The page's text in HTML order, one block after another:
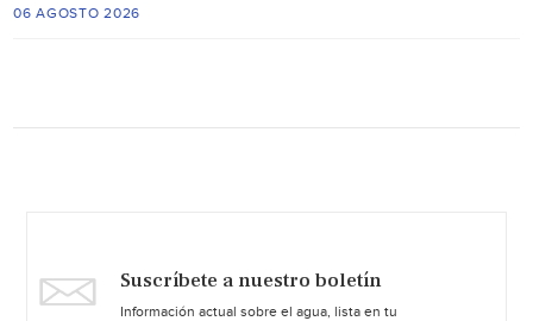
06 AGOSTO 2026
Suscríbete a nuestro boletín
Información actual sobre el agua, lista en tu